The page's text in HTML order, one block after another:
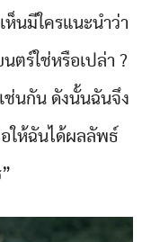
ห็นมีใครแนะนำว่า
ตร์ใช่หรือเปล่า ?
ช่นกัน ดังนั้นฉันจึง
ให้ฉันได้ผลลัพธ์